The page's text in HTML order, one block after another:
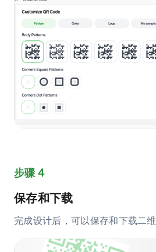
步骤 4
保存和下载
完成设计后，可以保存和下载二维